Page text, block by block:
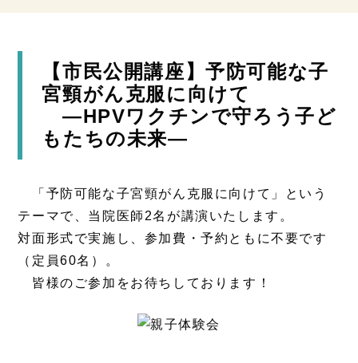
【市民公開講座】予防可能な子
宮頸がん克服に向けて
―HPVワクチンで守ろう子ど
もたちの未来―
「予防可能な子宮頸がん克服に向けて」という
テーマで、当院医師2名が講演いたします。
対面形式で実施し、参加費・予約ともに不要です
（定員60名）。
皆様のご参加をお待ちしております！